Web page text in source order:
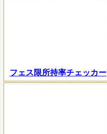
フェス限所持率チェッカー